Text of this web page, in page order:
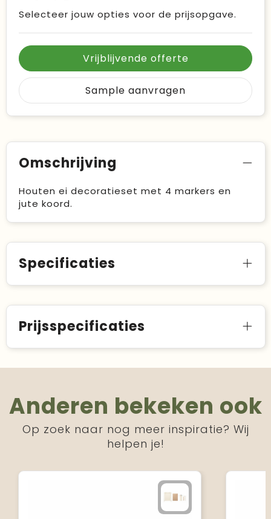
Selecteer jouw opties voor de prijsopgave.
Vrijblijvende offerte
Sample aanvragen
Omschrijving
Houten ei decoratieset met 4 markers en
jute koord.
Specificaties
Prijsspecificaties
Anderen bekeken ook
Op zoek naar nog meer inspiratie? Wij
helpen je!